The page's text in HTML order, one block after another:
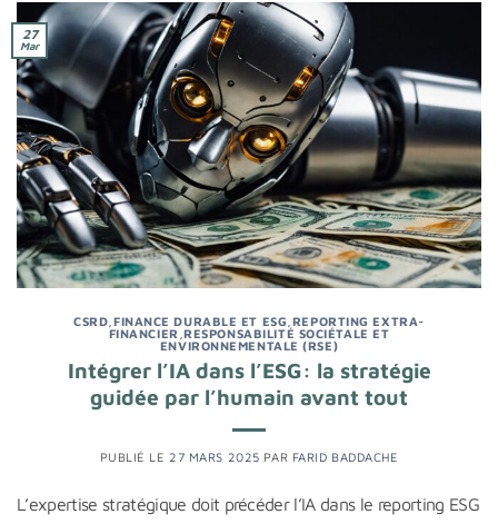
27
Mar
CSRD FINANCE DURABLE ET ESG REPORTING EXTRA-
FINANCIER ,RESPONSABILITÉ SOCIÉTALE ET
ENVIRONNEMENTALE (RSE)
Intégrer l’IA dans l’ESG: la stratégie
guidée par l’humain avant tout
PUBLIÉ LE 27 MARS 2025 PAR FARID BADDACHE
L’expertise stratégique doit précéder l’IA dans le reporting ESG